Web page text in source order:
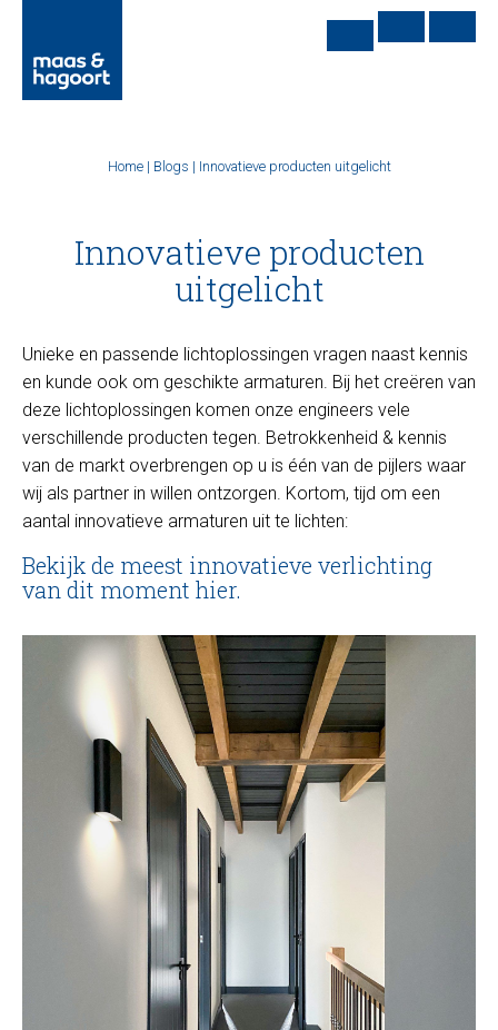
Home| Blogs | Innovatieve producten uitgelicht
Innovatieve producten
uitgelicht
Unieke en passende lichtoplossingen vragen naast kennis
en kunde ook om geschikte armaturen. Bij het creëren van
deze lichtoplossingen komen onze engineers vele
verschillende producten tegen. Betrokkenheid & kennis
van de markt overbrengen op u is één van de pijlers waar
wij als partner in willen ontzorgen. Kortom, tijd om een
aantal innovatieve armaturen uit te lichten:
Bekijk de meest innovatieve verlichting
van dit moment hier.